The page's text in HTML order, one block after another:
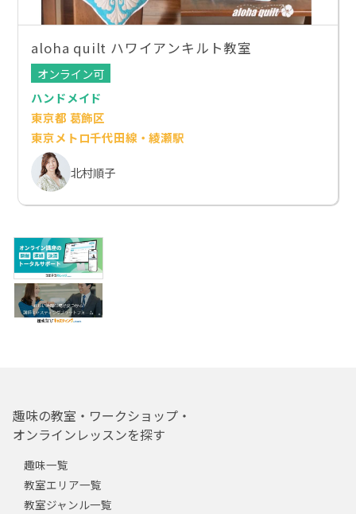
aloha quilt ハワイアンキルト教室
オンライン可
ハンドメイド
東京都 葛飾区
東京メトロ千代田線・綾瀬駅
北村順子
趣味の教室・ワークショップ・
オンラインレッスンを探す
趣味一覧
教室エリア一覧
教室ジャンル一覧